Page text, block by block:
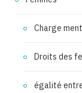
Charge
Droits des
égalité